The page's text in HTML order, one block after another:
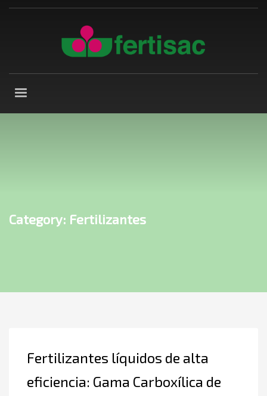
Category: Fertilizantes
Fertilizantes líquidos de alta
eficiencia: Gama Carboxílica de